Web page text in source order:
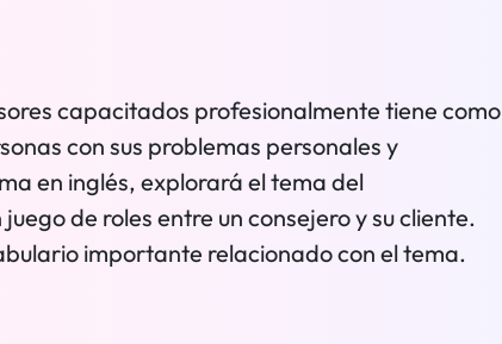
capacitados profesionalmente tiene como
con sus problemas personales y
en inglés, explorará el tema del
de roles entre un consejero y su cliente.
importante relacionado con el tema.